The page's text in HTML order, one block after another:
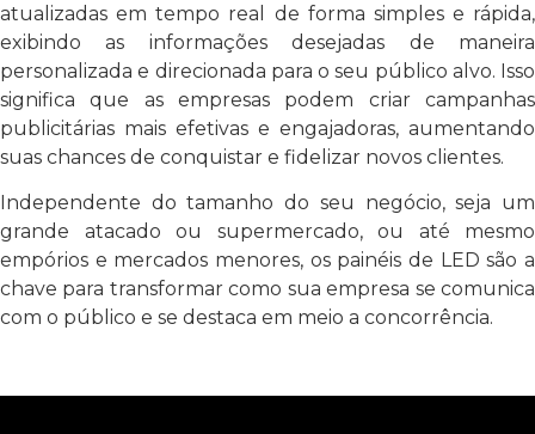
atualizadas em tempo real de forma simples e rápida,
exibindo as informações desejadas de maneira
personalizada e direcionada para o seu público alvo. Isso
significa que as empresas podem criar campanhas
publicitárias mais efetivas e engajadoras, aumentando
suas chances de conquistar e fidelizar novos clientes.
Independente do tamanho do seu negócio, seja um
grande atacado ou supermercado, ou até mesmo
empórios e mercados menores, os painéis de LED são a
chave para transformar como sua empresa se comunica
com o público e se destaca em meio a concorrência.